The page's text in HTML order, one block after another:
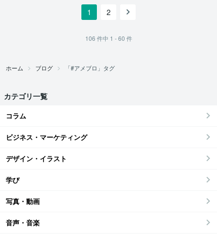
1 2
106 件中 1 - 60 件
ホーム ブログ 「#アメブロ」タグ
カテゴリ一覧
コラム
ビジネス・マーケティング
デザイン・イラスト
学び
写真・動画
音声・音楽